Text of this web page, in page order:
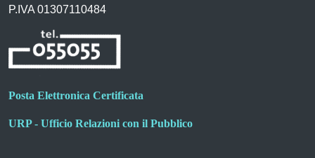
P.IVA 01307110484
Posta Elettronica Certificata
URP - Ufficio Relazioni con il Pubblico